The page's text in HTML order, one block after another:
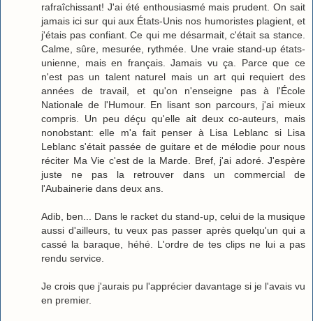
rafraîchissant! J'ai été enthousiasmé mais prudent. On sait
jamais ici sur qui aux États-Unis nos humoristes plagient, et
j'étais pas confiant. Ce qui me désarmait, c'était sa stance.
Calme, sûre, mesurée, rythmée. Une vraie stand-up états-
unienne, mais en français. Jamais vu ça. Parce que ce
n'est pas un talent naturel mais un art qui requiert des
années de travail, et qu'on n'enseigne pas à l'École
Nationale de l'Humour. En lisant son parcours, j'ai mieux
compris. Un peu déçu qu'elle ait deux co-auteurs, mais
nonobstant: elle m'a fait penser à Lisa Leblanc si Lisa
Leblanc s'était passée de guitare et de mélodie pour nous
réciter Ma Vie c'est de la Marde. Bref, j'ai adoré. J'espère
juste ne pas la retrouver dans un commercial de
l'Aubainerie dans deux ans.
Adib, ben... Dans le racket du stand-up, celui de la musique
aussi d'ailleurs, tu veux pas passer après quelqu'un qui a
cassé la baraque, héhé. L'ordre de tes clips ne lui a pas
rendu service.
Je crois que j'aurais pu l'apprécier davantage si je l'avais vu
en premier.